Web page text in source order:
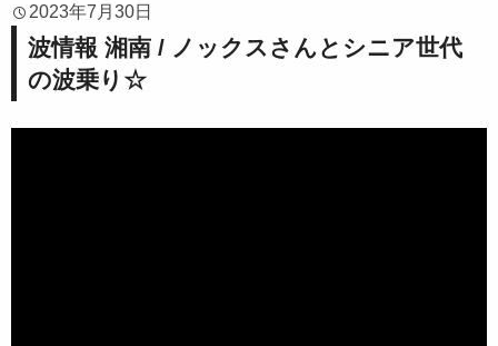
2023年7月30日
波情報 湘南 / ノックスさんとシニア世代
の波乗り☆